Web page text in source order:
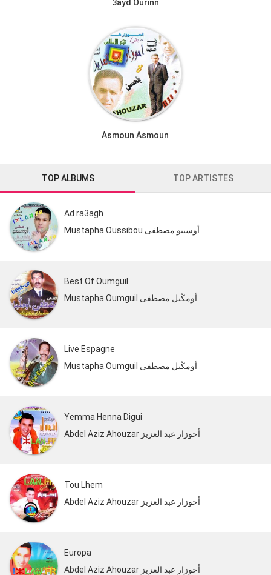
3ayd Ourinn
Asmoun Asmoun
TOP ALBUMS TOP ARTISTES
Ad ra3agh
Mustapha Oussibou أوسيبو مصطفى
Best Of Oumguil
Mustapha Oumguil أومڭيل مصطفى
Live Espagne
Mustapha Oumguil أومڭيل مصطفى
Yemma Henna Digui
Abdel Aziz Ahouzar أحوزار عبد العزيز
Tou Lhem
Abdel Aziz Ahouzar أحوزار عبد العزيز
Europa
Abdel Aziz Ahouzar أحوزار عبد العزيز